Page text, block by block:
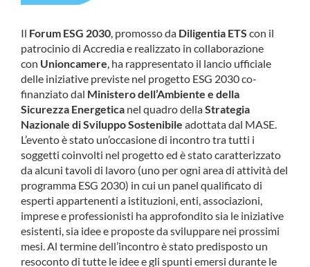
LOGIN
Il Forum ESG 2030, promosso da Diligentia ETS con il
patrocinio di Accredia e realizzato in collaborazione
con Unioncamere, ha rappresentato il lancio ufficiale
delle iniziative previste nel progetto ESG 2030 co-
finanziato dal Ministero dell’Ambiente e della
Sicurezza Energeticanel quadro dellaStrategia
Nazionale di Sviluppo Sostenibile adottata dal MASE.
L’evento è stato un’occasione di incontro tra tutti i
soggetti coinvolti nel progetto ed è stato caratterizzato
da alcuni tavoli di lavoro (uno per ogni area di attività del
programma ESG 2030) in cui un panel qualificato di
esperti appartenenti a istituzioni, enti, associazioni,
imprese e professionisti ha approfondito sia le iniziative
esistenti, sia idee e proposte da sviluppare nei prossimi
mesi. Al termine dell’incontro è stato predisposto un
resoconto di tutte le idee e gli spunti emersi durante le